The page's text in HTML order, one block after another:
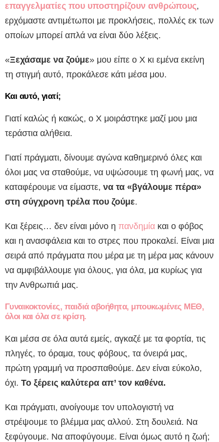
επαγγελματίες που υποστηρίζουν ανθρώπους,
ερχόμαστε αντιμέτωποι με προκλήσεις, πολλές εκ των
οποίων μπορεί απλά να είναι δύο λέξεις.
«Ξεχάσαμε να ζούμε» μου είπε ο Χ κι εμένα εκείνη
τη στιγμή αυτό, προκάλεσε κάτι μέσα μου.
Και αυτό, γιατί;
Γιατί καλώς ή κακώς, ο Χ μοιράστηκε μαζί μου μια
τεράστια αλήθεια.
Γιατί πράγματι, δίνουμε αγώνα καθημερινό όλες και
όλοι μας να σταθούμε, να υψώσουμε τη φωνή μας, να
καταφέρουμε να είμαστε, να τα «βγάλουμε πέρα»
στη σύγχρονη τρέλα που ζούμε.
Και ξέρεις… δεν είναι μόνο η πανδημία και ο φόβος
και η ανασφάλεια και το στρες που προκαλεί. Είναι μια
σειρά από πράγματα που μέρα με τη μέρα μας κάνουν
να αμφιβάλλουμε για όλους, για όλα, μα κυρίως για
την Ανθρωπιά μας.
Γυναικοκτονίες, παιδιά αβοήθητα, μπουκωμένες ΜΕΘ,
όλοι και όλα σε κρίση.
Και μέσα σε όλα αυτά εμείς, αγκαζέ με τα φορτία, τις
πληγές, το όραμα, τους φόβους, τα όνειρά μας,
πρώτη γραμμή να προσπαθούμε. Δεν είναι εύκολο,
όχι. Το ξέρεις καλύτερα απ’ τον καθένα.
Και πράγματι, ανοίγουμε τον υπολογιστή να
στρέψουμε το βλέμμα μας αλλού. Στη δουλειά. Να
ξεφύγουμε. Να αποφύγουμε. Είναι όμως αυτό η ζωή;